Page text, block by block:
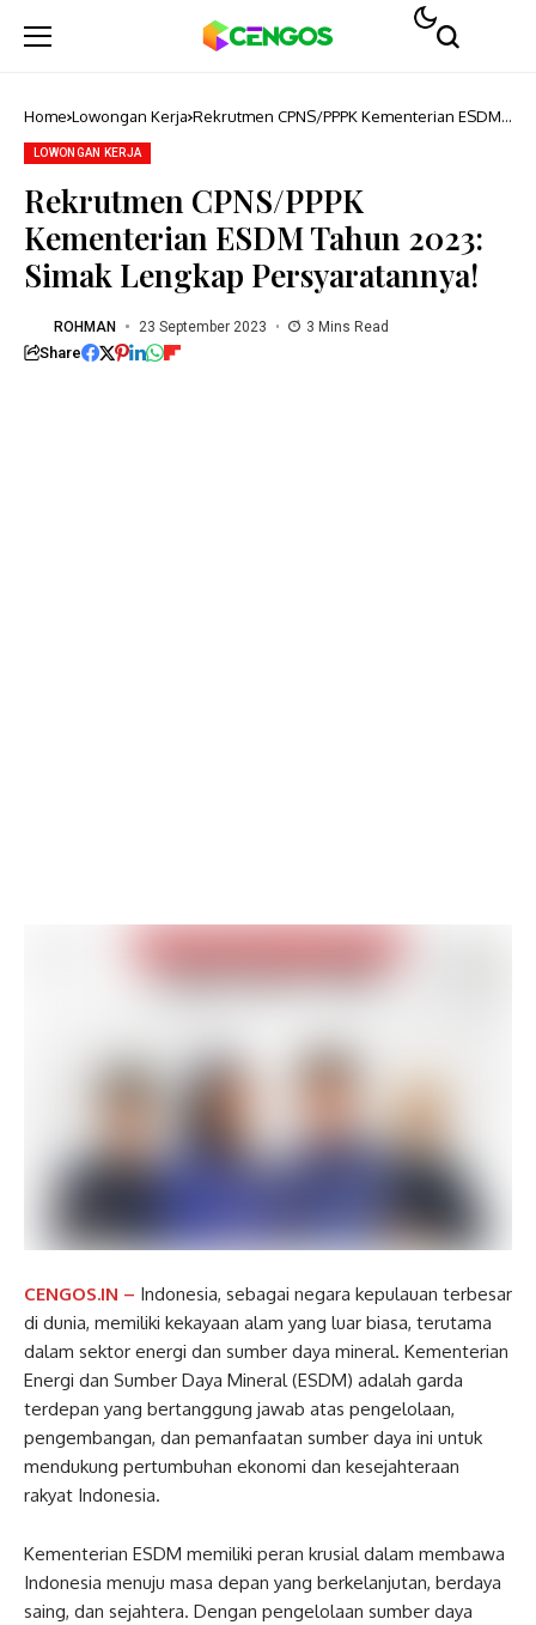
Home Lowongan Kerja Rekrutmen CPNS/PPPK Kementerian ESDM
LOWONGAN KERJA
Rekrutmen CPNS/PPPK
Kementerian ESDM Tahun 2023:
Simak Lengkap Persyaratannya!
ROHMAN 23 September 2023 3 Mins Read
Share
CENGOS.IN – Indonesia, sebagai negara kepulauan terbesar
di dunia, memiliki kekayaan alam yang luar biasa, terutama
dalam sektor energi dan sumber daya mineral. Kementerian
Energi dan Sumber Daya Mineral (ESDM) adalah garda
terdepan yang bertanggung jawab atas pengelolaan,
pengembangan, dan pemanfaatan sumber daya ini untuk
mendukung pertumbuhan ekonomi dan kesejahteraan
rakyat Indonesia.
Kementerian ESDM memiliki peran krusial dalam membawa
Indonesia menuju masa depan yang berkelanjutan, berdaya
saing, dan sejahtera. Dengan pengelolaan sumber daya